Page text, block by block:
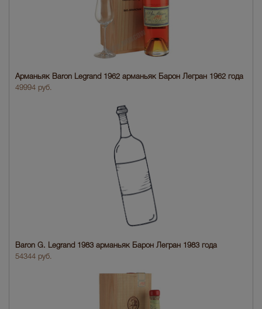
Арманьяк Baron Legrand 1962 арманьяк Барон Легран 1962 года
49994 руб.
Baron G. Legrand 1983 арманьяк Барон Легран 1983 года
54344 руб.